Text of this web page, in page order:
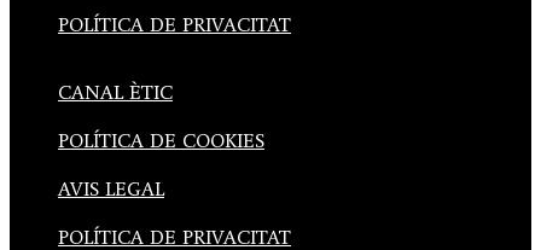
POLÍTICA DE PRIVACITAT
CANAL ÈTIC
POLÍTICA DE COOKIES
AVIS LEGAL
POLÍTICA DE PRIVACITAT